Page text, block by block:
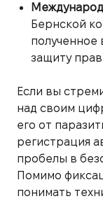
Бернской
полученное
защиту
Если вы
над своим
его от
регистрация
пробелы в
Помимо
понимать